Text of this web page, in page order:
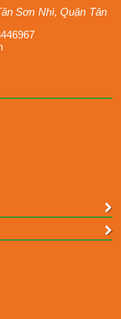
Sơn Nhì,Quận Tân